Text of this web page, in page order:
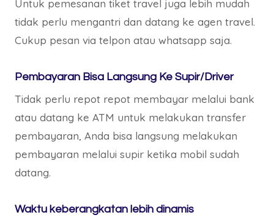
Untuk pemesanan tiket travel juga lebih mudah
tidak perlu mengantri dan datang ke agen travel.
Cukup pesan via telpon atau whatsapp saja.
Pembayaran Bisa Langsung Ke Supir/Driver
Tidak perlu repot repot membayar melalui bank
atau datang ke ATM untuk melakukan transfer
pembayaran, Anda bisa langsung melakukan
pembayaran melalui supir ketika mobil sudah
datang.
Waktu keberangkatan lebih dinamis